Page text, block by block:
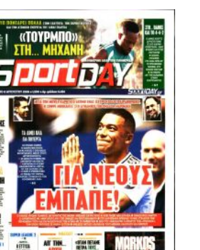
σημασία για εμάς και
απο αυτά τα ιερά γράμματα.
ADVERTISEMENT